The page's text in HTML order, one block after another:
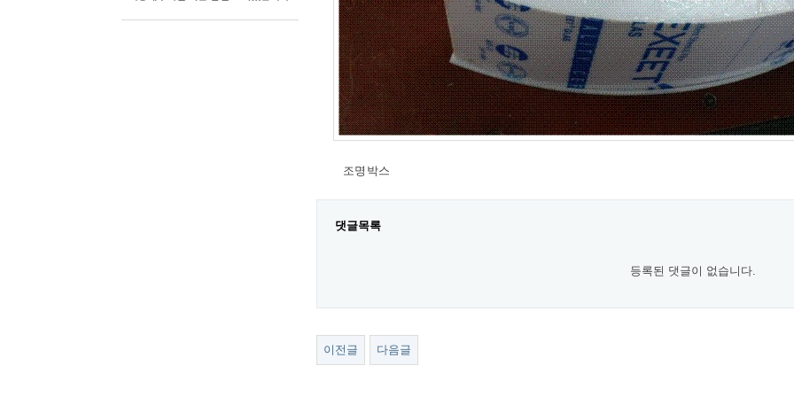
조명박스
댓글목록
등록된 댓글이 없습니다.
이전글 다음글